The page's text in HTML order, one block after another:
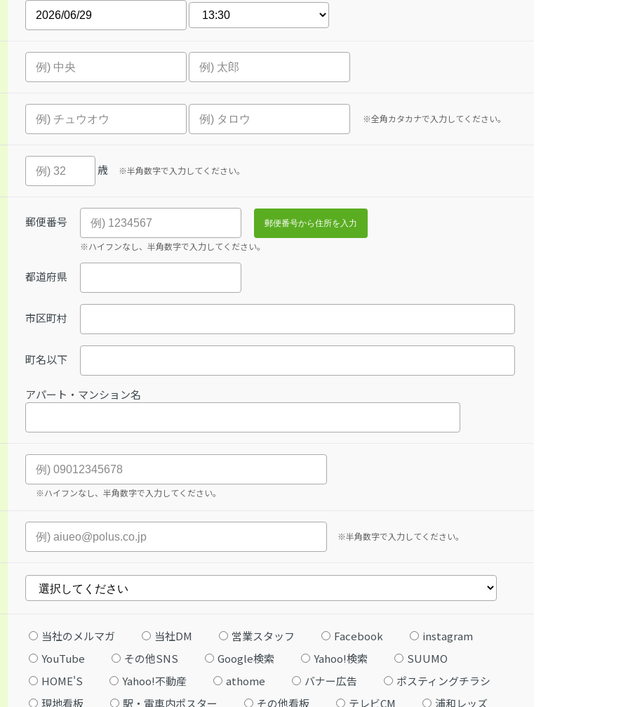
※全角カタカナで入力してください。
歳 ※半角数字で入力してください。
郵便番号
※ハイフンなし、半角数字で入力してください。
都道府県
市区町村
町名以下
アパート・マンション名
※ハイフンなし、半角数字で入力してください。
※半角数字で入力してください。
当社のメルマガ 当社DM 営業スタッフ Facebook
instagram
YouTube
その他SNS Google検索 Yahoo!検索
SUUMO
HOME'S
Yahoo!不動産 athome バナー広告
ポスティングチラシ
現地看板
駅・電車内ポスター その他看板 テレビCM
浦和レッズ